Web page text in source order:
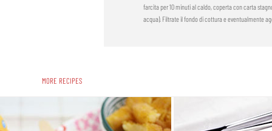
farcita per 10 minuti al caldo, coperta con carta
acqua). Filtrate il fondo di cottura e eventualmente
MORE RECIPES